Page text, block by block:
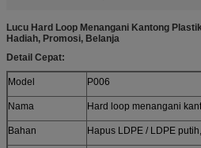
Lucu Hard Loop Menangani Kantong
Hadiah, Promosi, Belanja
Detail Cepat:
Model P006
Nama Hard loop menangani
Bahan Hapus LDPE / LDPE